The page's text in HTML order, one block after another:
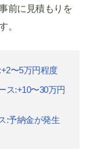
前に見積もりを
。
〜5万円程度
ス:+10〜30万円
:予納金が発生